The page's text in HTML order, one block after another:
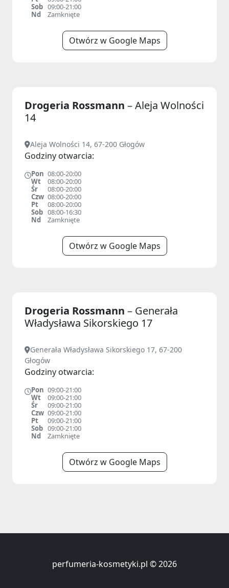
Sob 09:00-21:00
Nd
Zamknięte
Otwórz w Google Maps
Drogeria Rossmann – Aleja Wolności
14
Aleja Wolności 14, 67-200 Głogów
Godziny otwarcia:
Pon 08:00-20:00
Wt
08:00-20:00
Śr
08:00-20:00
Czw 08:00-20:00
Pt
08:00-20:00
Sob 08:00-16:30
Nd
Zamknięte
Otwórz w Google Maps
Drogeria Rossmann – Generała
Władysława Sikorskiego 17
Generała Władysława Sikorskiego 17, 67-200
Głogów
Godziny otwarcia:
Pon 09:00-21:00
Wt
09:00-21:00
Śr
09:00-21:00
Czw 09:00-21:00
Pt
09:00-21:00
Sob 09:00-21:00
Nd
Zamknięte
Otwórz w Google Maps
perfumeria-kosmetyki.pl © 2026